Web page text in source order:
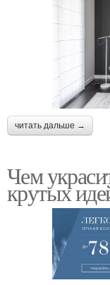
читать дальше →
Чем
крутых